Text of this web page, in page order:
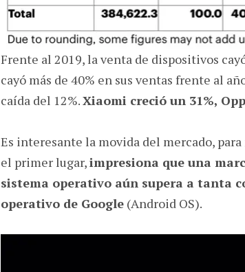
Frente al 2019, la venta de dispositivos
cayó más de 40% en sus ventas frente al
caída del 12%.Xiaomi creció un 31%,
Es interesante la movida del mercado,
el primer lugar,impresiona que una
sistema operativo aún supera a tanta
operativo de Google (Android OS).